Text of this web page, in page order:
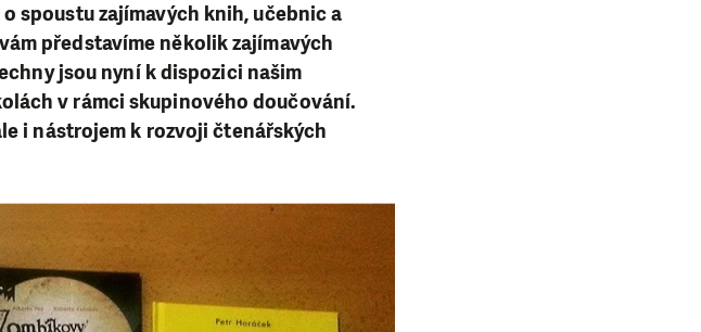
spoustu zajímavých knih, učebnic a
představíme několik zajímavých
jsou nyní k dispozici našim
v rámci skupinového doučování.
i nástrojem k rozvoji čtenářských